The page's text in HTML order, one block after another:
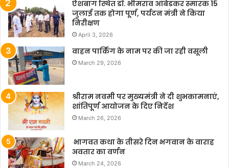
ऐशबाग स्थित डॉ. भीमराव आंबेडकर स्मारक 15
जुलाई तक होगा पूर्ण, पर्यटन मंत्री ने किया
निरीक्षण
April 3, 2026
वाहन पार्किंग के नाम पर की जा रही वसूली
March 29, 2026
श्रीराम नवमी पर मुख्यमंत्री ने दी शुभकामनाएं,
शांतिपूर्ण आयोजन के दिए निर्देश
March 26, 2026
भागवत कथा के तीसरे दिन भगवान के वाराह
अवतार का वर्णन
March 24, 2026